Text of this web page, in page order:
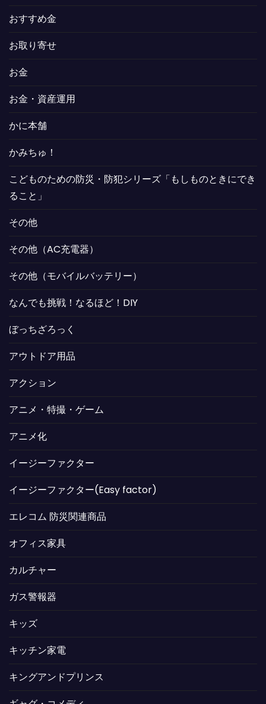
おすすめ金
お取り寄せ
お金
お金・資産運用
かに本舗
かみちゅ！
こどものための防災・防犯シリーズ「もしものときにでき
ること」
その他
その他（AC充電器）
その他（モバイルバッテリー）
なんでも挑戦！なるほど！DIY
ぼっちざろっく
アウトドア用品
アクション
アニメ・特撮・ゲーム
アニメ化
イージーファクター
イージーファクター(Easy factor)
エレコム 防災関連商品
オフィス家具
カルチャー
ガス警報器
キッズ
キッチン家電
キングアンドプリンス